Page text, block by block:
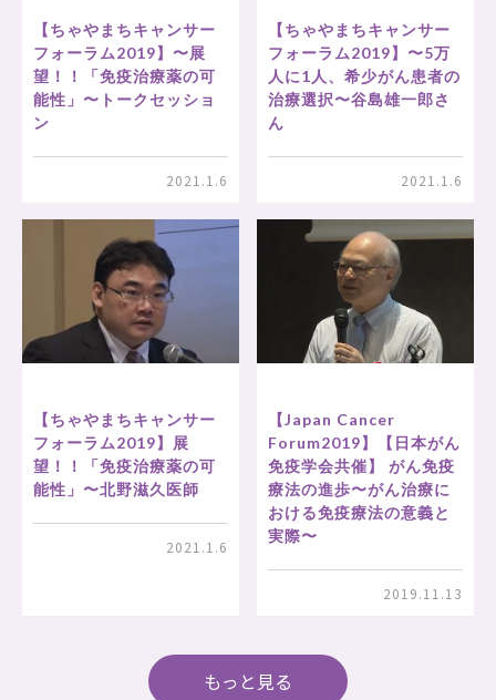
【ちゃやまちキャンサー
フォーラム2019】〜展
望！！「免疫治療薬の可
能性」〜トークセッショ
ン
2021.1.6
【ちゃやまちキャンサー
フォーラム2019】〜5万
人に1人、希少がん患者の
治療選択〜谷島雄一郎さ
ん
2021.1.6
【ちゃやまちキャンサー
フォーラム2019】展
望！！「免疫治療薬の可
能性」〜北野滋久医師
2021.1.6
【Japan Cancer
Forum2019】【日本がん
免疫学会共催】 がん免疫
療法の進歩〜がん治療に
おける免疫療法の意義と
実際〜
2019.11.13
もっと見る